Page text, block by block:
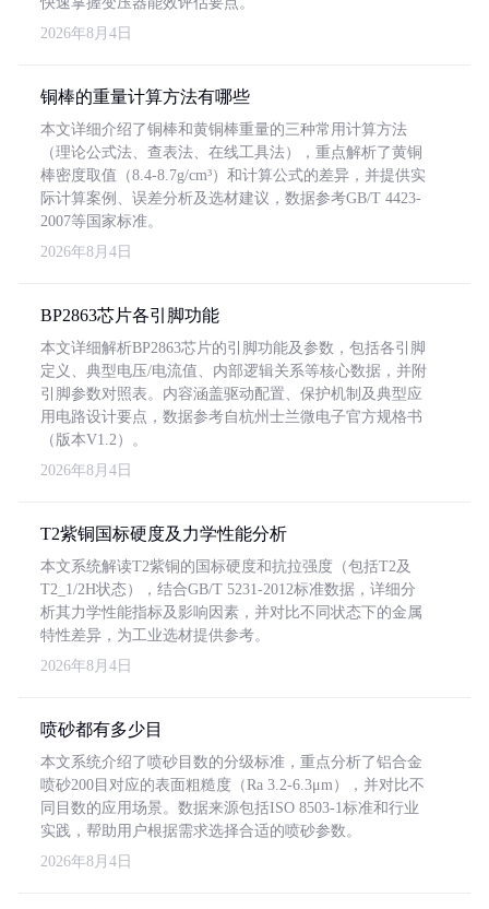
2026年8月4日
铜棒的重量计算方法有哪些
本文详细介绍了铜棒和黄铜棒重量的三种常用计算方法
（理论公式法、查表法、在线工具法），重点解析了黄铜
棒密度取值（8.4-8.7g/cm³）和计算公式的差异，并提供实
际计算案例、误差分析及选材建议，数据参考GB/T 4423-
2007等国家标准。
2026年8月4日
BP2863芯片各引脚功能
本文详细解析BP2863芯片的引脚功能及参数，包括各引脚
定义、典型电压/电流值、内部逻辑关系等核心数据，并附
引脚参数对照表。内容涵盖驱动配置、保护机制及典型应
用电路设计要点，数据参考自杭州士兰微电子官方规格书
（版本V1.2）。
2026年8月4日
T2紫铜国标硬度及力学性能分析
本文系统解读T2紫铜的国标硬度和抗拉强度（包括T2及
T2_1/2H状态），结合GB/T 5231-2012标准数据，详细分
析其力学性能指标及影响因素，并对比不同状态下的金属
特性差异，为工业选材提供参考。
2026年8月4日
喷砂都有多少目
本文系统介绍了喷砂目数的分级标准，重点分析了铝合金
喷砂200目对应的表面粗糙度（Ra 3.2-6.3μm），并对比不
同目数的应用场景。数据来源包括ISO 8503-1标准和行业
实践，帮助用户根据需求选择合适的喷砂参数。
2026年8月4日